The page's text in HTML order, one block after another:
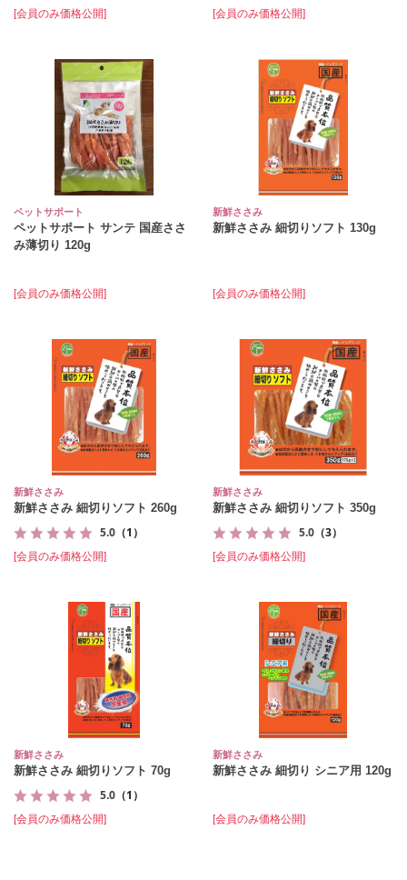
[会員のみ価格公開] [会員のみ価格公開]
ペットサポート
ペットサポート サンテ 国産ささ
み薄切り 120g
[会員のみ価格公開]
新鮮ささみ
新鮮ささみ 細切りソフト 130g
[会員のみ価格公開]
新鮮ささみ
新鮮ささみ 細切りソフト 260g
5.0 （1）
[会員のみ価格公開]
新鮮ささみ
新鮮ささみ 細切りソフト 350g
5.0 （3）
[会員のみ価格公開]
新鮮ささみ
新鮮ささみ 細切りソフト 70g
5.0 （1）
[会員のみ価格公開]
新鮮ささみ
新鮮ささみ 細切り シニア用 120g
[会員のみ価格公開]